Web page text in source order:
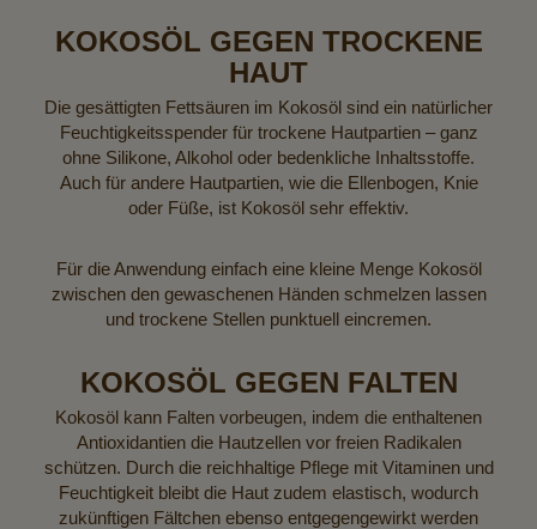
KOKOSÖL GEGEN TROCKENE
HAUT
Die gesättigten Fettsäuren im Kokosöl sind ein natürlicher
Feuchtigkeitsspender für trockene Hautpartien – ganz
ohne Silikone, Alkohol oder bedenkliche Inhaltsstoffe.
Auch für andere Hautpartien, wie die Ellenbogen, Knie
oder Füße, ist Kokosöl sehr effektiv.
Für die Anwendung einfach eine kleine Menge Kokosöl
zwischen den gewaschenen Händen schmelzen lassen
und trockene Stellen punktuell eincremen.
KOKOSÖL GEGEN FALTEN
Kokosöl kann Falten vorbeugen, indem die enthaltenen
Antioxidantien die Hautzellen vor freien Radikalen
schützen. Durch die reichhaltige Pflege mit Vitaminen und
Feuchtigkeit bleibt die Haut zudem elastisch, wodurch
zukünftigen Fältchen ebenso entgegengewirkt werden